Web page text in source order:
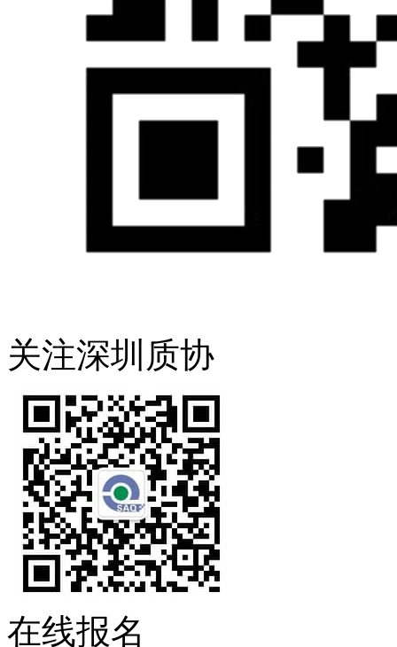
关注深圳质协
在线报名